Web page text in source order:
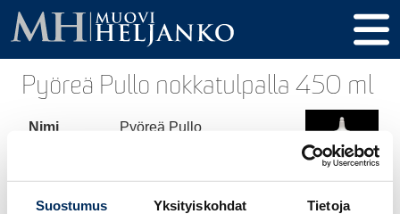
Suostumus Yksityiskohdat Tietoja
Pyöreä Pullo nokkatulpalla 450 ml
Nimi
Pyöreä Pullo
Tuotekoodi 18301